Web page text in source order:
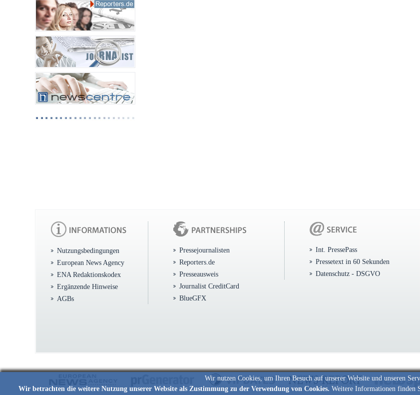
Wir nutzen Cookies, um Ihren Besuch auf unserer Website und unseren
Wir betrachten die weitere Nutzung unserer Website als Zustimmung zu der Verwendung von Cookies. Weitere Informationen finden
Nutzungsbedingungen
European News Agency
ENA Redaktionskodex
Ergänzende Hinweise
AGBs
Pressejournalisten
Reporters.de
Presseausweis
Journalist CreditCard
BlueGFX
Int. PressePass
Pressetext in 60 Sekunden
Datenschutz - DSGVO